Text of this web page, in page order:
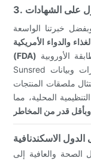
على الشهادات
خبرتنا الواسعة
والدواء الأمريكية
(FDA)
Sunsred عملاءها في إعداد وتقديم جميع تقارير الاختبارات وبيانات
ملصقات المنتجات
المحلية، مما
قدر من المخاطر
الاسكندنافية
الصحة والعافية إلى